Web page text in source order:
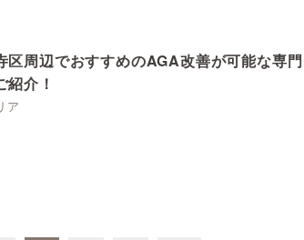
区周辺でおすすめのAGA改善が可能な専門
紹介！
ア